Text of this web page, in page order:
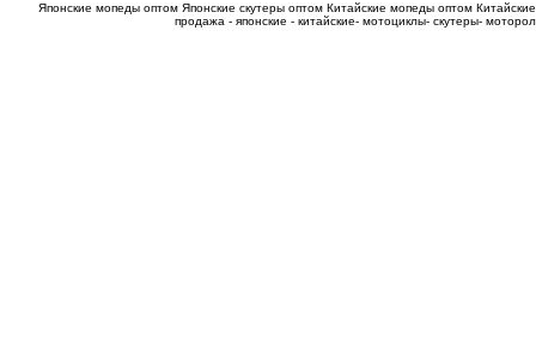
Японские мопеды оптом Японские скутеры оптом Китайские мопеды оптом
продажа - японские - китайские- мотоциклы- скутеры-